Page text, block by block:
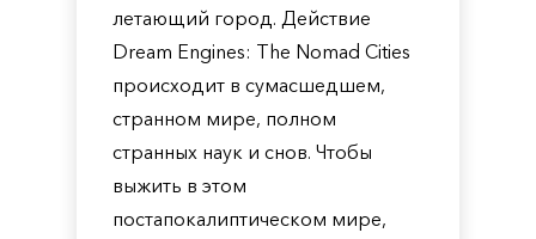
летающий город. Действие
Dream Engines: The Nomad Cities
происходит в сумасшедшем,
странном мире, полном
странных наук и снов. Чтобы
выжить в этом
постапокалиптическом мире,